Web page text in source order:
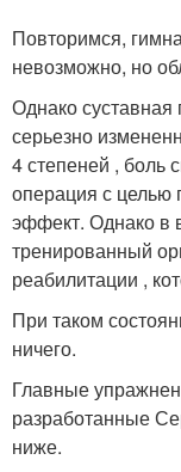
Повторимся,
невозможно, но
Однако суставная
серьезно
4 степеней , боль
операция с целью
эффект. Однако в
тренированный
реабилитации ,
При таком
ничего.
Главные
разработанные
ниже.